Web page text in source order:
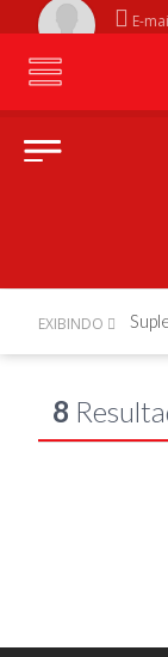
E-
EXIBINDO
8